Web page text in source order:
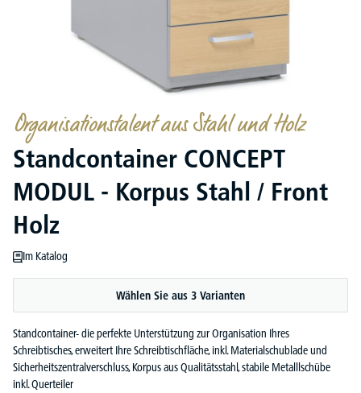
Organisationstalent aus Stahl und Holz
Standcontainer CONCEPT
MODUL - Korpus Stahl / Front
Holz
Im Katalog
Wählen Sie aus 3 Varianten
Standcontainer- die perfekte Unterstützung zur Organisation Ihres
Schreibtisches, erweitert Ihre Schreibtischfläche, inkl. Materialschublade und
Sicherheitszentralverschluss, Korpus aus Qualitätsstahl, stabile Metalllschübe
inkl. Querteiler